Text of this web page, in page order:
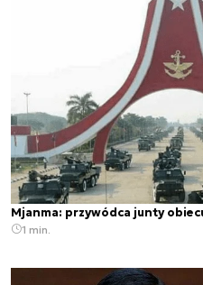
Mjanma: przywódca junty
1 min.